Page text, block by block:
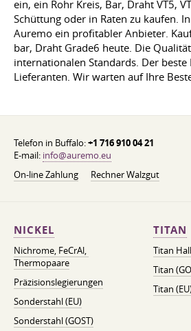
ein, ein Rohr Kreis, Bar, Draht VT5,
Schüttung oder in Raten zu kaufen.
Auremo ein profitabler Anbieter.
bar, Draht Grade6 heute. Die
internationalen Standards. Der beste
Lieferanten. Wir warten auf Ihre
Telefon in Buffalo:+1 716 910 04 21
E-mail: info@auremo.eu
On-line Zahlung
Rechner Walzgut
NICKEL
Nichrome, FeСrAl, ​​
Thermopaare
Präzisionslegierungen
Sonderstahl (EU)
Sonderstahl (GOST)
TITAN
Titan
Titan
Titan